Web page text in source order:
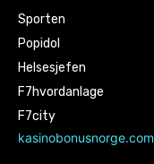
Sporten
Popidol
Helsesjefen
F7hvordanlage
F7city
kasinobonusnorge.com